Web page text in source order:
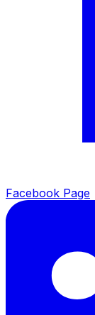
Facebook Page